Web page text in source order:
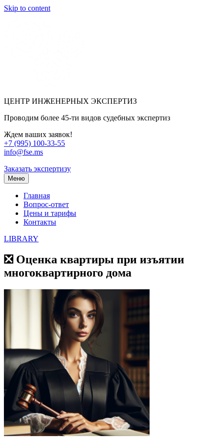
Skip to content
ЦЕНТР ИНЖЕНЕРНЫХ ЭКСПЕРТИЗ
Проводим более 45-ти видов судебных экспертиз
Ждем ваших заявок!
+7 (995) 100-33-55
info@fse.ms
Заказать экспертизу
Меню
Главная
Вопрос-ответ
Цены и тарифы
Контакты
LIBRARY
❎ Оценка квартиры при изъятии
многоквартирного дома